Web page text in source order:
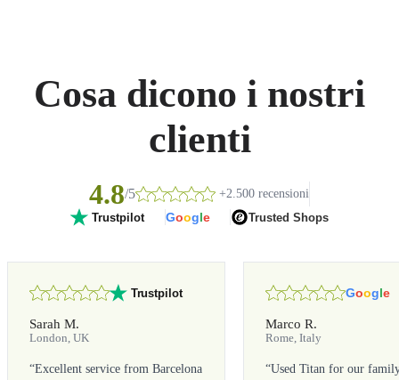
Cosa dicono i nostri
clienti
4.8/5 +2.500 recensioni
Trustpilot Google Trusted Shops
Trustpilot
Sarah M.
London, UK
“Excellent service from Barcelona
Google
Marco R.
Rome, Italy
“Used Titan for our